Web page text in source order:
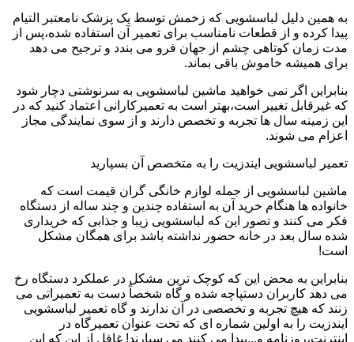
به همین دلیل لباسشویی که زخمش توسط یک پزشک نامعتبر التیام
پیدا کرده و از قطعات نامناسب برای تعمیر آن استفاده شده،پس از
مدت زمان کوتاهی چشم از جهان فرو می بندد و ترجیح می دهد
برای همیشه خاموش باقی بماند.
بنابراین اگر نمی خواهید ماشین لباسشویی به سرنوشتی دچار شود
که غیرقابل تغییر است،بهتر است به تعمیرکارانی اعتماد کنید که در
این زمینه سال ها تجربه و تخصص دارند و از سوی نمایندگی مجاز
اعزام می شوند.
تعمیر لباسشویی ایندزیت را به متخصص آن بسپارید
ماشین لباسشویی از جمله لوازم خانگی گران قیمت است که
خانواده ها هنگام خرید آن به استفاده چندین و چند ساله از دستگاه
فکر می کنند و تصور این که لباسشویی زیبا و جذابی که خریداری
شده سال بعد در خانه حضور نداشته باشد برای همگان مشکل
است!
بنابراین به محض این که کوچک ترین مشکل در عملکرد دستگاه رخ
می دهد کاربران دستپاچه شده و گاه شخصاً دست به تعمیراتی می
زنند که هیچ تجربه و تخصصی در آن ندارند و گاه تعمیر لباسشویی
ایندزیت را به اولین شماره ای که تحت عنوان تعمیرگاه در
اینترنت،روزنامه و...پیدا می کنند می سپارند! غافل از این که این